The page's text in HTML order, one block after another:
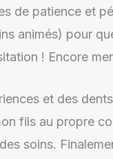
de patience et
animés) pour
! Encore
et des
fils au propre
soins.